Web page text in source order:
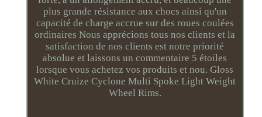
plus grande résistance aux chocs ainsi qu'un
capacité de charge accrue sur des roues coulées
ordinaires Nous apprécions tous nos clients et la
satisfaction de nos clients est notre priorité
absolue et laissons un commentaire 5 étoiles
lorsque vous achetez vos produits et nou. Gloss
White Cruize Cyclone Multi Spoke Light Weight
Wheel Rims.